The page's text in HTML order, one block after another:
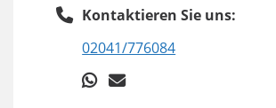
Kontaktieren Sie uns:
02041/776084